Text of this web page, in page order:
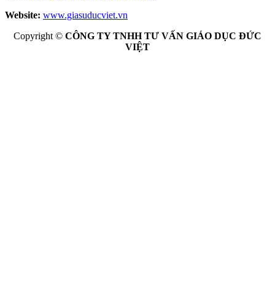
Website: www.giasuducviet.vn
Copyright © CÔNG TY TNHH TƯ VẤN GIÁO DỤC ĐỨC
VIỆT